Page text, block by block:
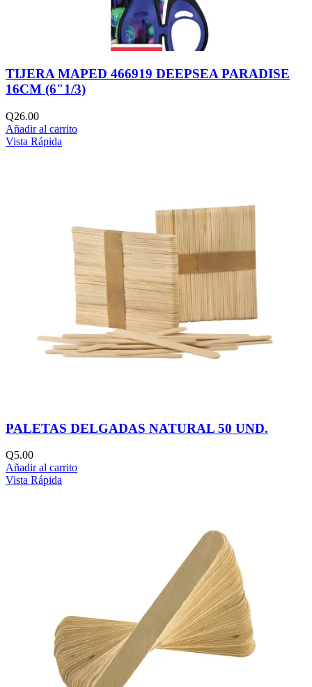
TIJERA MAPED 466919 DEEPSEA PARADISE
16CM (6″1/3)
Q26.00
Añadir al carrito
Vista Rápida
PALETAS DELGADAS NATURAL 50 UND.
Q5.00
Añadir al carrito
Vista Rápida